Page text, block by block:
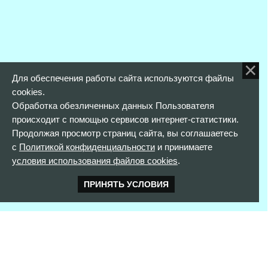
Для обеспечения работы сайта используются файлы
cookies.
Обработка обезличенных данных Пользователя
происходит с помощью сервисов интернет-статистики.
Продолжая просмотр страниц сайта, вы соглашаетесь
с Политикой конфиденциальностии принимаете
условия использования файлов cookies.
ПРИНЯТЬ УСЛОВИЯ